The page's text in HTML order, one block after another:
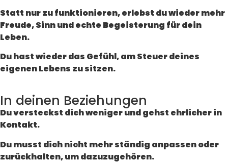
Statt nur zu funktionieren, erlebst du wieder mehr
Freude, Sinn und echte Begeisterung für dein
Leben.
Du hast wieder das Gefühl, am Steuer deines
eigenen Lebens zu sitzen.
In deinen Beziehungen
Du versteckst dich weniger und gehst ehrlicher in
Kontakt.
Du musst dich nicht mehr ständig anpassen oder
zurückhalten, um dazuzugehören.